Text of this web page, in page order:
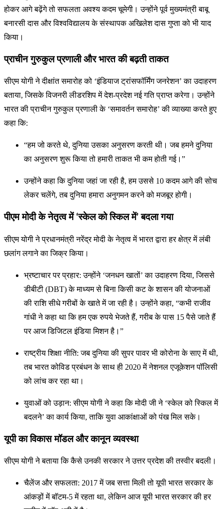
होकर आगे बढ़ेंगे तो सफलता अवश्य कदम चूमेगी। उन्होंने पूर्व मुख्यमंत्री बाबू
बनारसी दास और विश्वविद्यालय के संस्थापक अखिलेश दास गुप्ता को भी याद
किया।
प्राचीन गुरुकुल प्रणाली और भारत की बढ़ती ताकत
सीएम योगी ने दीक्षांत समारोह को ‘इंडियाज ट्रांसफॉर्मिंग जनरेशन’ का उदाहरण
बताया, जिसके विजनरी लीडरशिप में देश-प्रदेश नई गति प्राप्त करेगा। उन्होंने
भारत की प्राचीन गुरुकुल प्रणाली के ‘समावर्तन समारोह’ की व्याख्या करते हुए
कहा कि:
“हम जो करते थे, दुनिया उसका अनुसरण करती थी। जब हमने दुनिया
का अनुसरण शुरू किया तो हमारी ताकत भी कम होती गई।”
उन्होंने कहा कि दुनिया जहां जा रही है, हम उससे 10 कदम आगे की सोच
लेकर चलेंगे, तब दुनिया हमारा अनुगमन करने को मजबूर होगी।
पीएम मोदी के नेतृत्व में ‘स्केल को स्किल में’ बदला गया
सीएम योगी ने प्रधानमंत्री नरेंद्र मोदी के नेतृत्व में भारत द्वारा हर क्षेत्र में लंबी
छलांग लगाने का जिक्र किया।
भ्रष्टाचार पर प्रहार: उन्होंने ‘जनधन खातों’ का उदाहरण दिया, जिससे
डीबीटी (DBT) के माध्यम से बिना किसी कट के शासन की योजनाओं
की राशि सीधे गरीबों के खाते में जा रही है। उन्होंने कहा, “कभी राजीव
गांधी ने कहा था कि हम एक रुपये भेजते हैं, गरीब के पास 15 पैसे जाते हैं
पर आज डिजिटल इंडिया मिशन है।”
राष्ट्रीय शिक्षा नीति: जब दुनिया की सुपर पावर भी कोरोना के साए में थी,
तब भारत कोविड प्रबंधन के साथ ही 2020 में नेशनल एजूकेशन पॉलिसी
को लांच कर रहा था।
युवाओं को उड़ान: सीएम योगी ने कहा कि मोदी जी ने ‘स्केल को स्किल में
बदलने’ का कार्य किया, ताकि युवा आकांक्षाओं को पंख मिल सके।
यूपी का विकास मॉडल और कानून व्यवस्था
सीएम योगी ने बताया कि कैसे उनकी सरकार ने उत्तर प्रदेश की तस्वीर बदली।
चैलेंज और सफलता: 2017 में जब सत्ता मिली तो यूपी भारत सरकार के
आंकड़ों में बॉटम-5 में रहता था, लेकिन आज यूपी भारत सरकार की हर